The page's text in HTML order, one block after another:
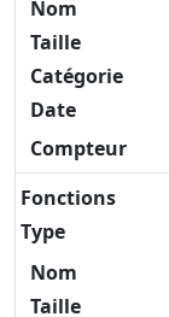
Nom
Taille
Catégorie
Date
Compteur
Fonctions
Type
Nom
Taille